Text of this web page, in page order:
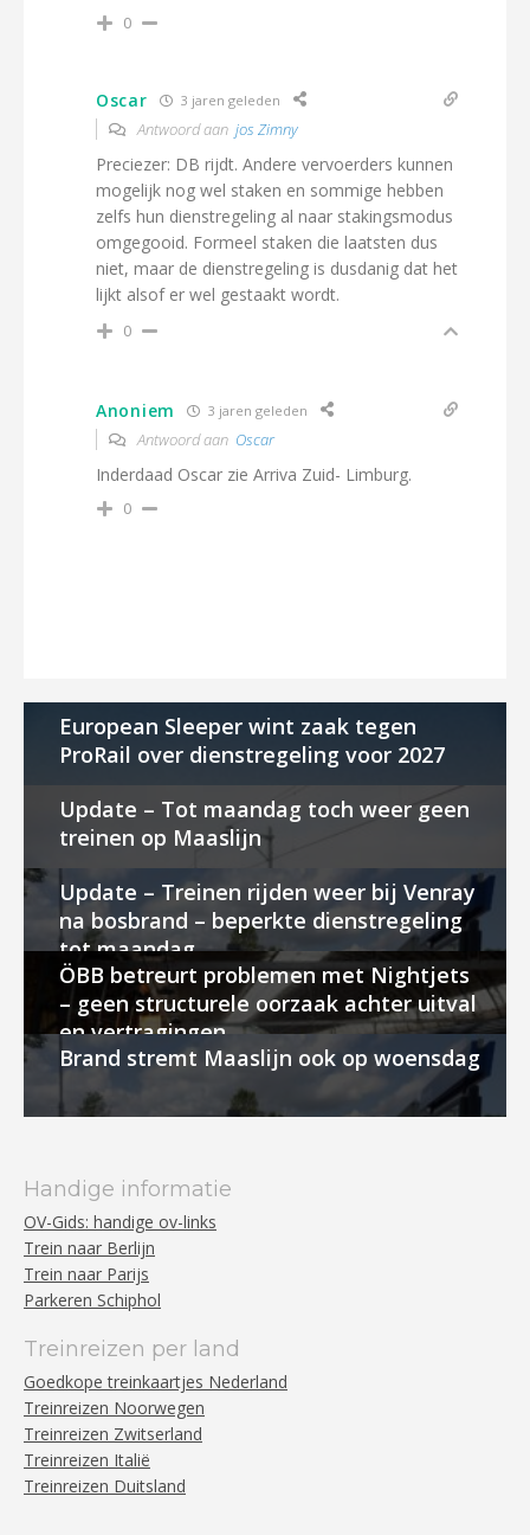
0
Oscar 3 jaren geleden
Antwoord aan jos Zimny
Preciezer: DB rijdt. Andere vervoerders kunnen
mogelijk nog wel staken en sommige hebben
zelfs hun dienstregeling al naar stakingsmodus
omgegooid. Formeel staken die laatsten dus
niet, maar de dienstregeling is dusdanig dat het
lijkt alsof er wel gestaakt wordt.
0
Anoniem 3 jaren geleden
Antwoord aan Oscar
Inderdaad Oscar zie Arriva Zuid- Limburg.
0
European Sleeper wint zaak tegen
ProRail over dienstregeling voor 2027
Update – Tot maandag toch weer geen
treinen op Maaslijn
Update – Treinen rijden weer bij Venray
na bosbrand – beperkte dienstregeling
tot maandag
ÖBB betreurt problemen met Nightjets
– geen structurele oorzaak achter uitval
en vertragingen
Brand stremt Maaslijn ook op woensdag
Handige informatie
OV-Gids: handige ov-links
Trein naar Berlijn
Trein naar Parijs
Parkeren Schiphol
Treinreizen per land
Goedkope treinkaartjes Nederland
Treinreizen Noorwegen
Treinreizen Zwitserland
Treinreizen Italië
Treinreizen Duitsland